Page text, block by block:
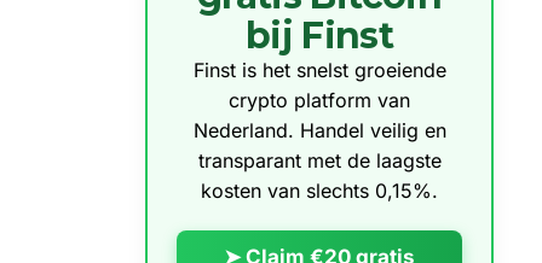
bij Finst
Finst is het snelst groeiende
crypto platform van
Nederland. Handel veilig en
transparant met de laagste
kosten van slechts 0,15%.
➤ Claim €20 gratis